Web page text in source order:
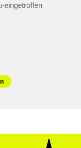
eingetroffen